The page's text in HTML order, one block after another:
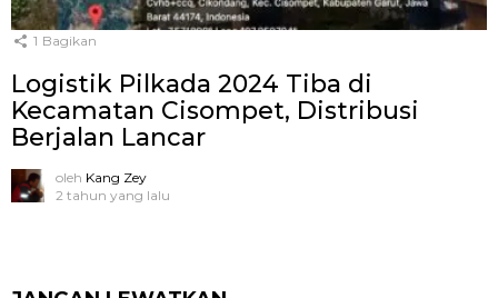
1 Bagikan
Logistik Pilkada 2024 Tiba di
Kecamatan Cisompet, Distribusi
Berjalan Lancar
oleh Kang Zey
2 tahun yang lalu